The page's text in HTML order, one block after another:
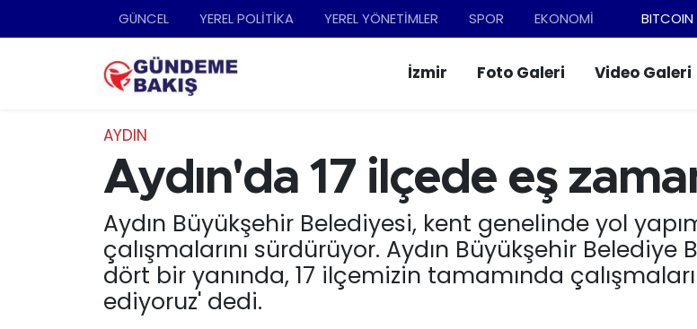
GÜNCEL YEREL POLİTİKA YEREL YÖNETİMLER SPOR EKONOMİ BITCOIN
EURO
İzmir Foto Galeri Video Galeri
AYDIN
Aydın'da 17 ilçede eş
Aydın Büyükşehir Belediyesi, kent genelinde yol
çalışmalarını sürdürüyor. Aydın Büyükşehir
dört bir yanında, 17 ilçemizin tamamında
ediyoruz' dedi.
Ankara
EĞİTİM
EKONOMİ
Nöbetçi Eczaneler
Trafik Durumu
Süper Lig Puan Durumu ve Fikstür
Tüm Manşetler
Son Dakika Haberleri